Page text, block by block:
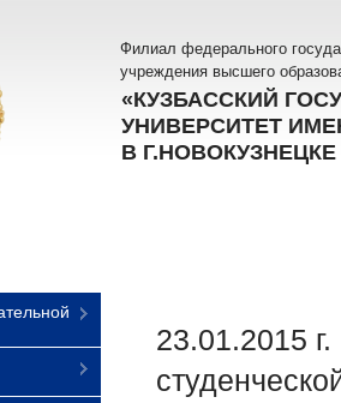
Филиал федерального
учреждения высшего
«КУЗБАССКИЙ
УНИВЕРСИТЕТ
В Г.НОВОКУЗНЕЦКЕ
23.01.2015